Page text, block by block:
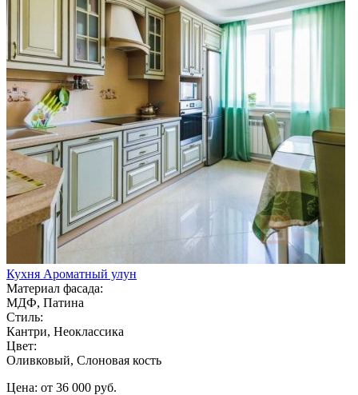
Кухня Ароматный улун
Материал фасада:
МДФ, Патина
Стиль:
Кантри, Неоклассика
Цвет:
Оливковый, Слоновая кость
Цена: от 36 000 руб.